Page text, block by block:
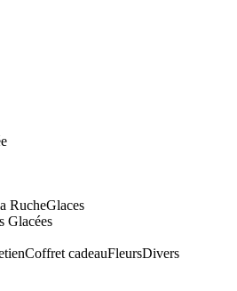
RucheGlaces
Glacées
Coffret cadeauFleursDivers